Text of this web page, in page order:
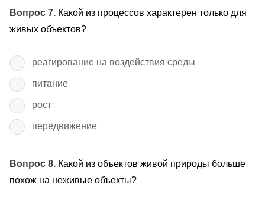
Вопрос 7. Какой из процессов характерен только для
живых объектов?
реагирование на воздействия среды
питание
рост
передвижение
Вопрос 8. Какой из объектов живой природы больше
похож на неживые объекты?